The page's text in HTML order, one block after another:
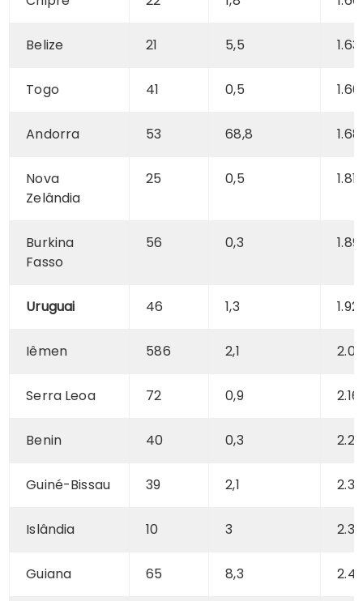
Belize 21 5,5
Togo 41 0,5
Andorra 53 68,8
Nova
Zelândia
25 0,5
Burkina
Fasso
56 0,3
Uruguai 46 1,3
Iêmen 586 2,1
Serra Leoa 72 0,9
Benin 40 0,3
Guiné-Bissau 39 2,1
Islândia 10 3
Guiana 65 8,3